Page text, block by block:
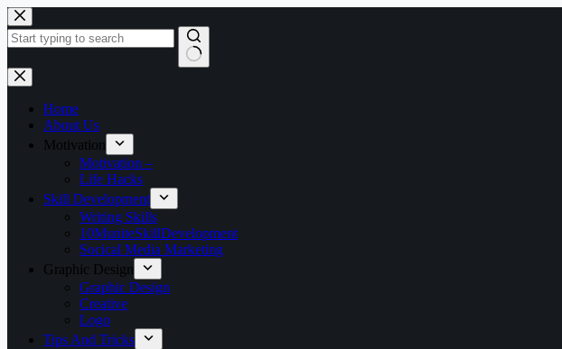
Skip
to
content
No
results
Home
About Us
Motivation
Motivation –
Life Hacks
Skill Development
Writing Skills
10MuniteSkillDevelopment
Socical Media Marketing
Graphic Design
Graphic Design
Creative
Logo
Tips And Tricks